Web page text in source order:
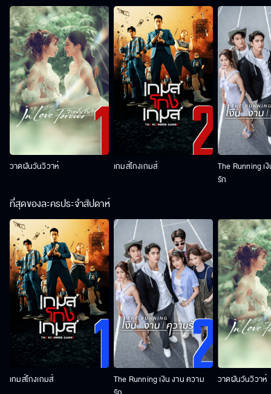
วาดฝันวันวิวาห์ เกมส์โกงเกมส์
The Running เ
รัก
ที่สุดของละครประจำสัปดาห์
เกมส์โกงเกมส์
The Running เงิน งาน ความ
วาดฝันวันวิวาห์